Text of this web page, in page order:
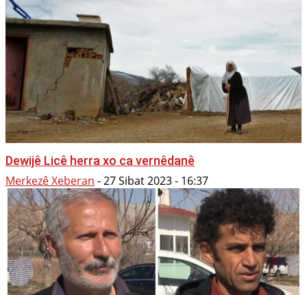
Dewijê Licê herra xo ca vernêdanê
Merkezê Xeberan -27 Sibat 2023 - 16:37